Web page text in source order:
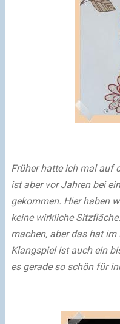
Früher hatte ich mal auf
ist aber vor Jahren bei
gekommen. Hier haben
keine wirkliche
machen, aber das hat
Klangspiel ist auch ein
es gerade so schön für